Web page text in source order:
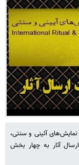
نمایش‌های آئینی و سنتی،
آثار به چهار بخش